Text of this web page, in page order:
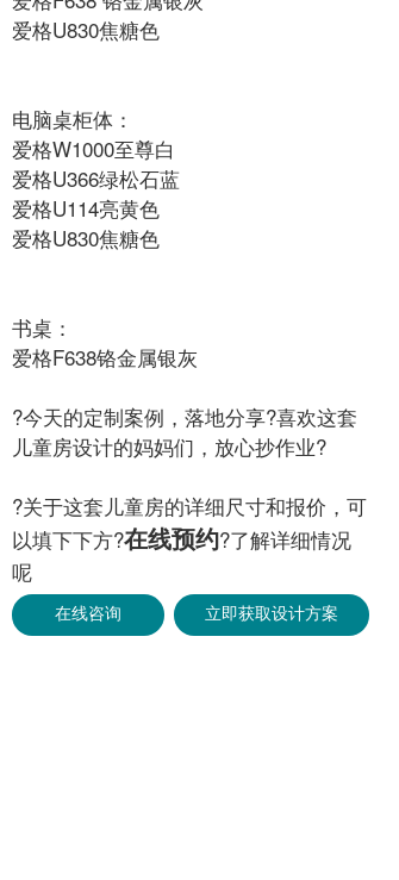
爱格U830焦糖色
电脑桌柜体：
爱格W1000至尊白
爱格U366绿松石蓝
爱格U114亮黄色
爱格U830焦糖色
书桌：
爱格F638铬金属银灰
?今天的定制案例，落地分享?喜欢这套
儿童房设计的妈妈们，放心抄作业?
?关于这套儿童房的详细尺寸和报价，可
以填下下方?在线预约?了解详细情况
呢
?良芯美舍全屋定制流程
立即获取设计方案
在线咨询